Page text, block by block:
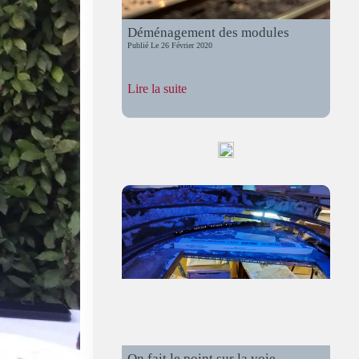
Déménagement des modules
Publié Le26 Février 2020
Lire la suite:
des